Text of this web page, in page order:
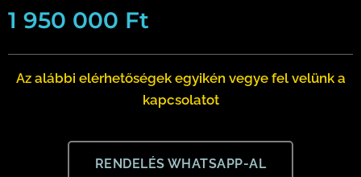
1 950 000 Ft
Az alábbi elérhetőségek egyikén vegye fel velünk a
kapcsolatot
RENDELÉS WHATSAPP-AL